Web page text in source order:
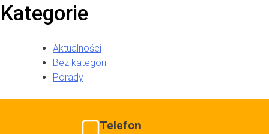
Kategorie
Aktualności
Bez kategorii
Porady
Telefon